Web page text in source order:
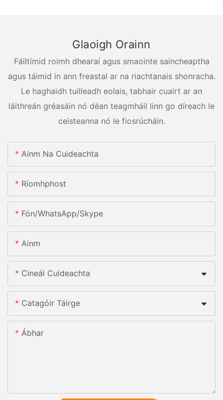
Glaoigh Orainn
Fáiltímid roimh dhearaí agus smaointe saincheaptha
agus táimid in ann freastal ar na riachtanais shonracha.
Le haghaidh tuilleadh eolais, tabhair cuairt ar an
láithreán gréasáin nó déan teagmháil linn go díreach le
ceisteanna nó le fiosrúcháin.
Ainm Na Cuideachta
Ríomhphost
Fón/whatsApp/skype
Ainm
Cineál Cuideachta
Catagóir Táirge
Ábhar